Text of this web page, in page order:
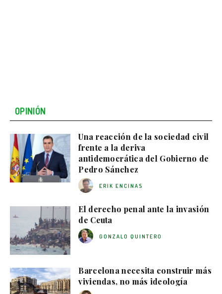
OPINIÓN
Una reacción de la sociedad civil
frente a la deriva
antidemocrática del Gobierno de
Pedro Sánchez
ERIK ENCINAS
El derecho penal ante la invasión
de Ceuta
GONZALO QUINTERO
Barcelona necesita construir más
viviendas, no más ideología